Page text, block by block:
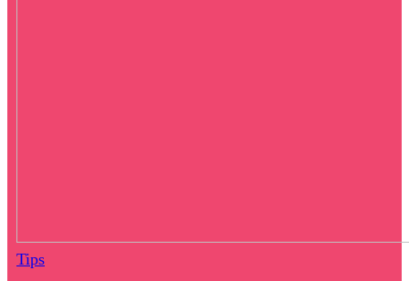
Tips